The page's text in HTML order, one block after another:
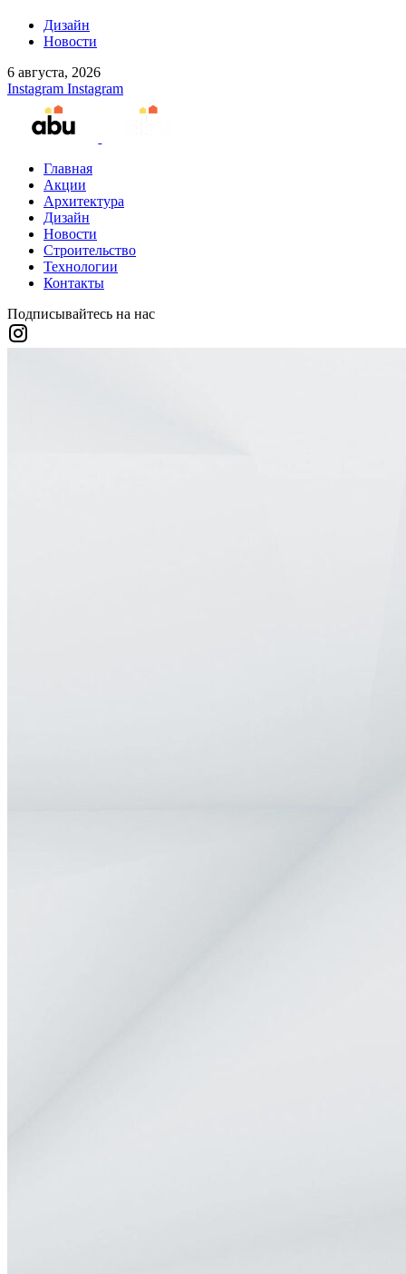
Дизайн
Новости
6 августа, 2026
Instagram Instagram
Главная
Акции
Архитектура
Дизайн
Новости
Строительство
Технологии
Контакты
Подписывайтесь на нас